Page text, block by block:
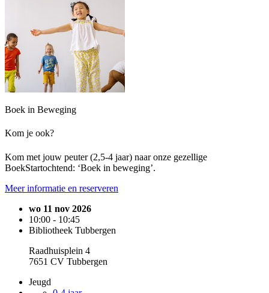
Boek in Beweging
Kom je ook?
Kom met jouw peuter (2,5-4 jaar) naar onze gezellige
BoekStartochtend: ‘Boek in beweging’.
Meer informatie en reserveren
wo 11 nov 2026
10:00 - 10:45
Bibliotheek Tubbergen
Raadhuisplein 4
7651 CV Tubbergen
Jeugd